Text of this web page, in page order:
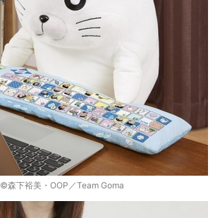
©森下裕美・OOP／Team Goma